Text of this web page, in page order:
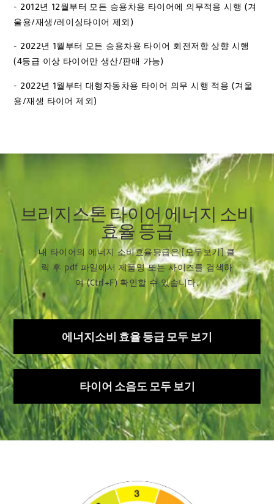
- 2012년 12월부터 모든 승용차용 타이어에 의무적용 시행 (겨
울용/재생/레이싱타이어 제외)
- 2022년 1월부터 모든 승용차용 타이어 회전저항 상향 시행
(4등급 이상 타이어만 생산/판매 가능)
- 2022년 1월부터 대형자동차용 타이어 의무 시행 적용 (겨울
용/재생 타이어 제외)
브리지스톤 타이어 에너지 소비
효율 등급
내 타이어의 에너지 소비효율등급은 [모두보기] 클
릭 후 pdf 파일에서 제품명 또는 사이즈를 검색하
여 (Ctrl+F) 확인할 수 있습니다.
에너지소비 효율 등급 모두 보기
타이어 소음도 모두 보기